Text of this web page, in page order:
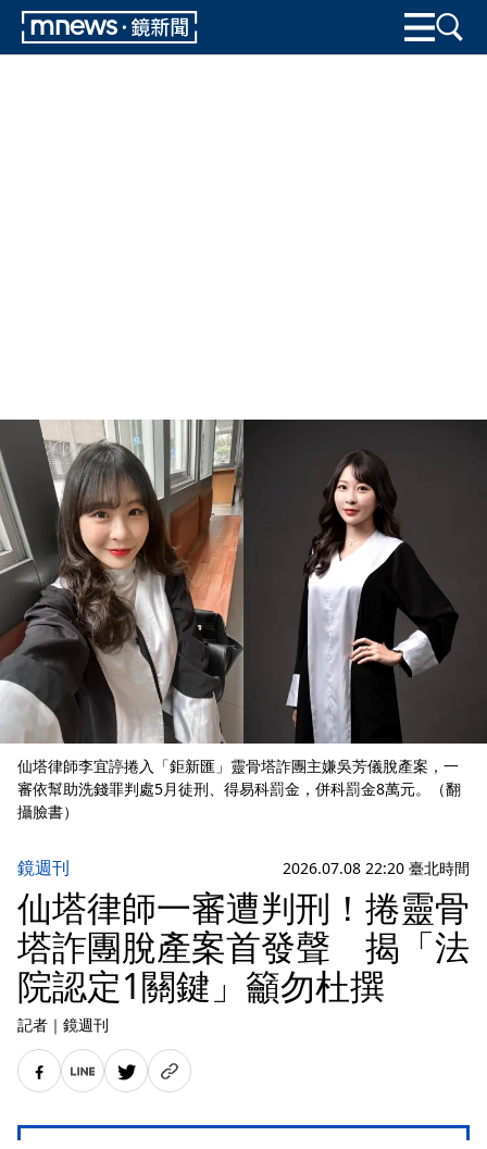
仙塔律師李宜諪捲入「鉅新匯」靈骨塔詐團主嫌吳芳儀脫產案，一
審依幫助洗錢罪判處5月徒刑、得易科罰金，併科罰金8萬元。（翻
攝臉書）
鏡週刊 2026.07.08 22:20 臺北時間
仙塔律師一審遭判刑！捲靈骨
塔詐團脫產案首發聲 揭「法
院認定1關鍵」籲勿杜撰
記者 ｜ 鏡週刊